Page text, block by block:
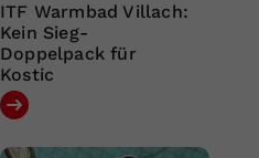
ITF Warmbad Villach:
Kein Sieg-
Doppelpack für
Kostic